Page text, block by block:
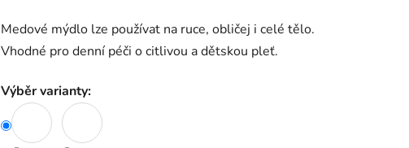
Medové mýdlo lze používat na ruce, obličej i celé tělo.
Vhodné pro denní péči o citlivou a dětskou pleť.
Výběr varianty: